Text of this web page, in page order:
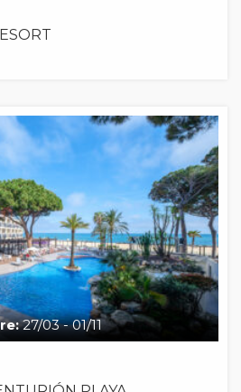
27/03 - 01/11